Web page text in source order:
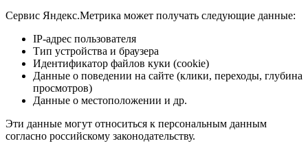
Сервис Яндекс.Метрика может получать следующие данные:
IP-адрес пользователя
Тип устройства и браузера
Идентификатор файлов куки (cookie)
Данные о поведении на сайте (клики, переходы, глубина
просмотров)
Данные о местоположении и др.
Эти данные могут относиться к персональным данным
согласно российскому законодательству.